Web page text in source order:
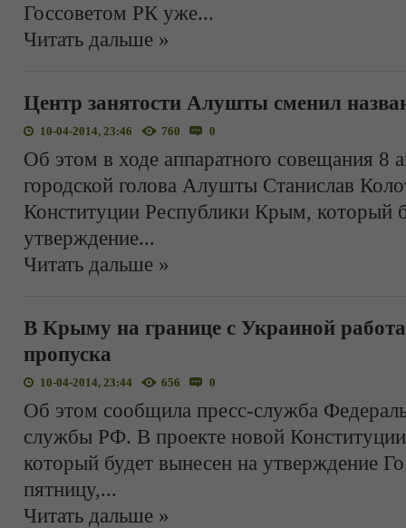
Госсоветом РК уже...
Читать дальше »
Центр занятости Алушты сменил
10-04-2014, 23:46 760 0
Об этом в ходе аппаратного совещания 8
городской голова Алушты Станислав
Конституции Республики Крым, который
утверждение...
Читать дальше »
В Крыму на границе с Украиной
пропуска
10-04-2014, 23:44 656 0
Об этом сообщила пресс-служба
службы РФ. В проекте новой
который будет вынесен на утверждение
пятницу,...
Читать дальше »